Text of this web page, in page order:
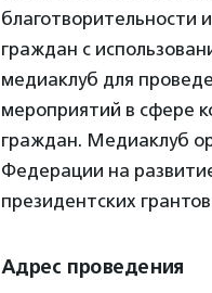
благотворительности
граждан с
медиаклуб для
мероприятий в сфере
граждан. Медиаклуб
Федерации на
президентских
Адрес проведения